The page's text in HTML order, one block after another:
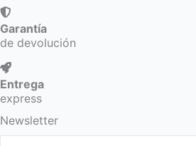
Garantía
de devolución
Entrega
express
Newsletter